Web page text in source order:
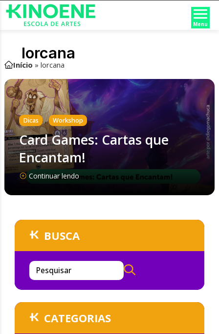
Menu
lorcana
Início » lorcana
Dicas , Workshop
Card Games: Cartas que
Encantam!
Continuar lendo
BUSCA
Pesquisar
CATEGORIAS